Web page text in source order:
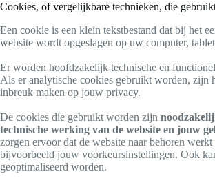
Cookies, of vergelijkbare technieken, die
Een cookie is een klein tekstbestand dat bij het
website wordt opgeslagen op uw computer,
Er worden hoofdzakelijk technische en
Als er analytische cookies gebruikt worden, zijn
inbreuk maken op jouw privacy.
De cookies die gebruikt worden zijn
technische werking van de website en jouw
zorgen ervoor dat de website naar behoren werkt
bijvoorbeeld jouw voorkeursinstellingen. Ook
geoptimaliseerd worden.